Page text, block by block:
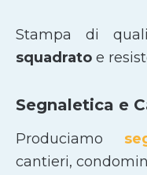
Stampa di
squadrato e
Segnaletica e
Produciamo
cantieri,